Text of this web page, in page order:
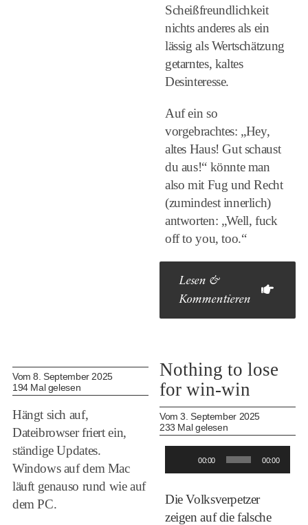
Scheißfreundlichkeit
nichts anderes als ein
lässig als Wertschätzung
getarntes, kaltes
Desinteresse.
Auf ein so
vorgebrachtes: „Hey,
altes Haus! Gut schaust
du aus!“ könnte man
also mit Fug und Recht
(zumindest innerlich)
antworten: „Well, fuck
off to you, too.“
Lesen &
Kommentieren
Vom 8. September 2025
194 Mal gelesen
Hängt sich auf,
Dateibrowser friert ein,
ständige Updates.
Windows auf dem Mac
läuft genauso rund wie auf
dem PC.
Nothing to lose
for win-win
Vom 3. September 2025
233 Mal gelesen
Player
00:00 00:00
Die Volksverpetzer
zeigen auf die falsche